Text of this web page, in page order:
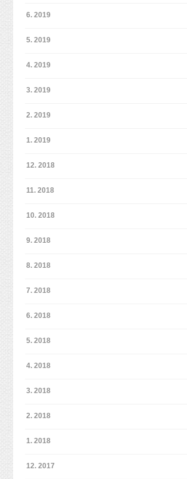
6. 2019
5. 2019
4. 2019
3. 2019
2. 2019
1. 2019
12. 2018
11. 2018
10. 2018
9. 2018
8. 2018
7. 2018
6. 2018
5. 2018
4. 2018
3. 2018
2. 2018
1. 2018
12. 2017